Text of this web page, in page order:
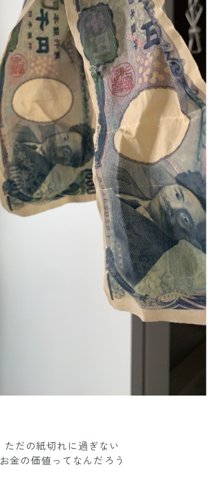
ただの紙切れに過ぎない
お金の価値ってなんだろう